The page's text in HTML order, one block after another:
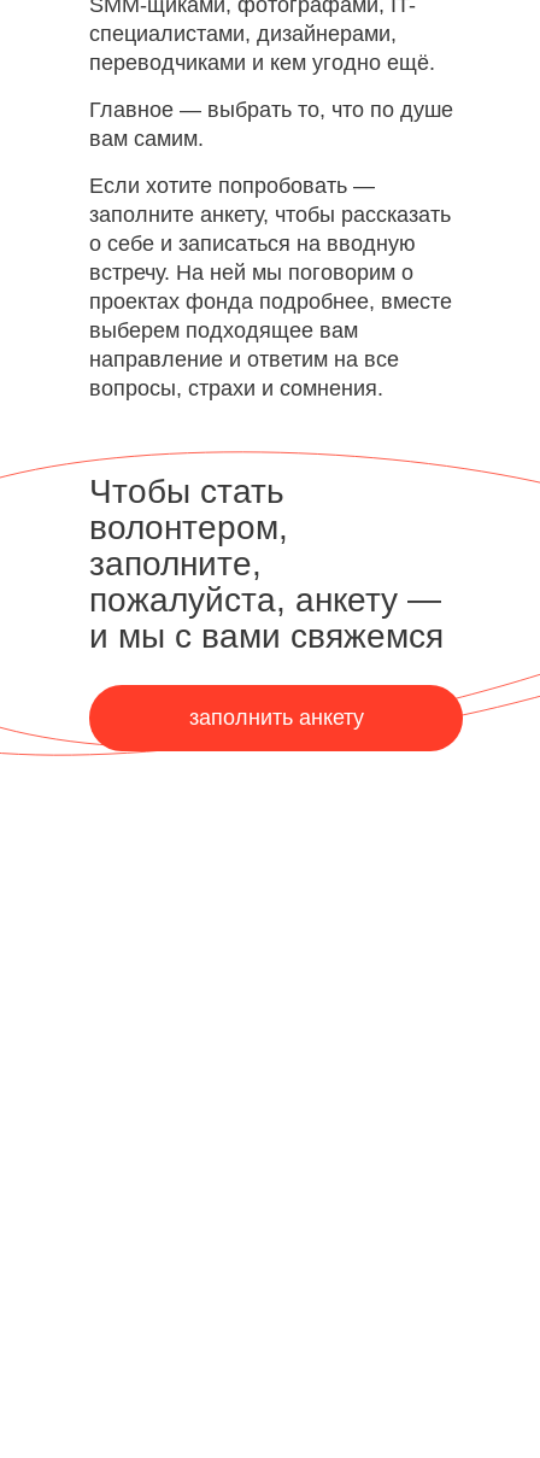
SMM-щиками, фотографами, IT-
специалистами, дизайнерами,
переводчиками и кем угодно ещё.
Главное — выбрать то, что по душе
вам самим.
Если хотите попробовать —
заполните анкету, чтобы рассказать
о себе и записаться на вводную
встречу. На ней мы поговорим о
проектах фонда подробнее, вместе
выберем подходящее вам
направление и ответим на все
вопросы, страхи и сомнения.
Чтобы стать
волонтером,
заполните,
пожалуйста, анкету —
и мы с вами свяжемся
заполнить анкету